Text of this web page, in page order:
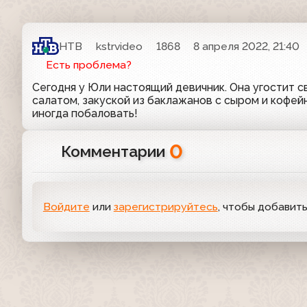
НТВ kstrvideo 1868
8 апреля 2022, 21:40
Есть проблема?
Сегодня у Юли настоящий девичник. Она угостит
салатом, закуской из баклажанов с сыром и
иногда побаловать!
Комментарии 0
Войдите или зарегистрируйтесь, чтобы